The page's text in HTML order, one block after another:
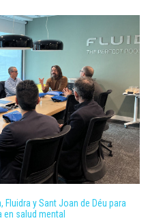
Fluidra y Sant Joan de Déu para
salud mental